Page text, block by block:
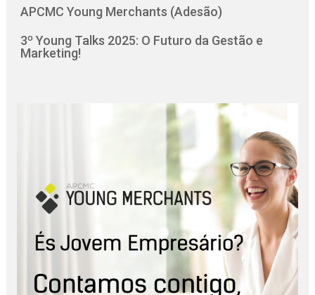
APCMC Young Merchants (Adesão)
3º Young Talks 2025: O Futuro da Gestão e
Marketing!